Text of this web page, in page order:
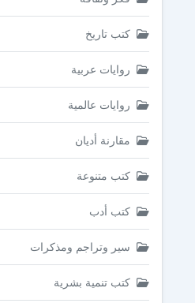
كتب تاريخ
روايات عربية
روايات عالمية
مقارنة أديان
كتب متنوعة
كتب أدب
سير وتراجم ومذكرات
كتب تنمية بشرية